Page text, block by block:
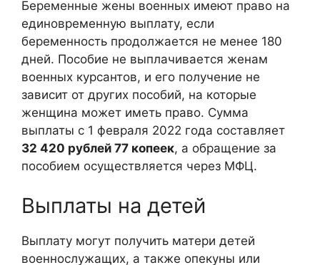
Беременные жены военных имеют право на
единовременную выплату, если
беременность продолжается не менее 180
дней. Пособие не выплачивается женам
военных курсантов, и его получение не
зависит от других пособий, на которые
женщина может иметь право. Сумма
выплаты с 1 февраля 2022 года составляет
32 420 рублей 77 копеек, а обращение за
пособием осуществляется через МФЦ.
Выплаты на детей
Выплату могут получить матери детей
военнослужащих, а также опекуны или